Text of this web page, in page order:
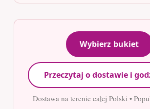
Wybierz bukiet
Przeczytaj o dostawie i
Dostawa na terenie całej Polski •